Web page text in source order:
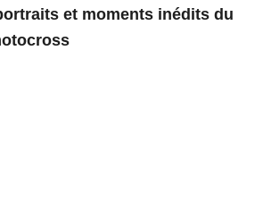
et moments inédits du